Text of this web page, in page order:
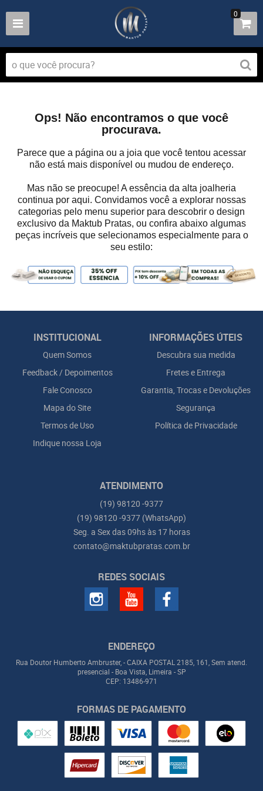
0
Ops! Não encontramos o que você
procurava.
Parece que a página ou a joia que você tentou acessar
não está mais disponível ou mudou de endereço.
Mas não se preocupe! A essência da alta joalheria
continua por aqui. Convidamos você a explorar nossas
categorias pelo menu superior para descobrir o design
exclusivo da Maktub Pratas, ou confira abaixo algumas
peças incríveis que selecionamos especialmente para o
seu estilo:
INSTITUCIONAL
Quem Somos
Feedback / Depoimentos
Fale Conosco
Mapa do Site
Termos de Uso
Indique nossa Loja
INFORMAÇÕES ÚTEIS
Descubra sua medida
Fretes e Entrega
Garantia, Trocas e Devoluções
Segurança
Política de Privacidade
ATENDIMENTO
(19) 98120 -9377
(19) 98120 -9377 (WhatsApp)
Seg. a Sex das 09hs às 17 horas
contato@maktubpratas.com.br
REDES SOCIAIS
ENDEREÇO
Rua Doutor Humberto Ambruster, - CAIXA POSTAL 2185, 161, Sem atend.
presencial - Boa Vista, Limeira -SP
CEP: 13486-971
FORMAS DE PAGAMENTO